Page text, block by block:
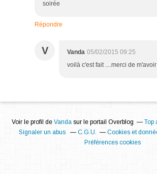
soirée
Répondre
V Vanda 05/02/2015 09:25
voilà c'est fait ....merci de
Voir le profil de Vandasur le portail Overblog Top
Signaler un abus
C.G.U.
Cookies et
Préférences cookies